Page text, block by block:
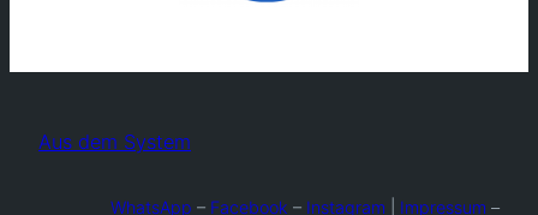
Aus dem System
WhatsApp – Facebook – Instagram Impressum –